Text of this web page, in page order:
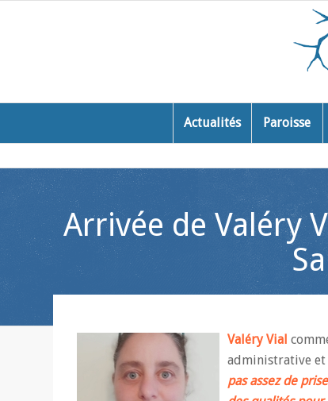
Actualités Paroisse
Arrivée de Valéry
Valéry Vial
administrative et
pas assez de